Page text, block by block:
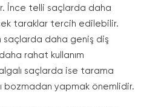
İnce telli saçlarda daha
taraklar tercih edilebilir.
saçlarda daha geniş diş
rahat kullanım
saçlarda ise tarama
bozmadan yapmak önemlidir.